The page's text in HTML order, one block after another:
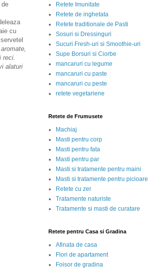
de
cu
reci.
alaturi
Retete Imunitate
Retete de inghetata
Retete traditionale de Pasti
Sosuri si Dressinguri
Sucuri Fresh-uri si Smoothie-uri
Supe Borsuri si Ciorbe
mancaruri cu legume
mancaruri cu paste
mancaruri cu peste
retete vegetariene
Retete de Frumusete
Machiaj
Masti pentru corp
Masti pentru fata
Masti pentru par
Masti si tratamente pentru maini
Masti si tratamente pentru picioare
Retete cu zer
Tratamente naturiste
Tratamente si masti de curatare
Retete pentru Casa si Gradina
Afinata de casa
Flori de apartament
Foisor de gradina